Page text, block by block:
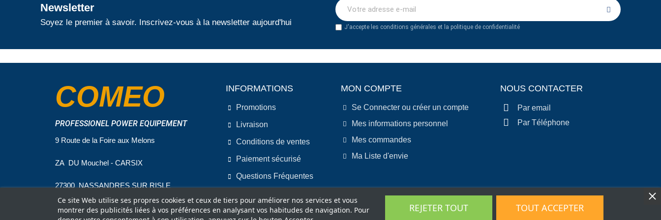
Newsletter
Soyez le premier à savoir. Inscrivez-vous à la newsletter aujourd'hui
J'accepte les conditions générales et la politique de confidentialité
COMEO
PROFESSIONEL POWER EQUIPEMENT
9 Route de la Foire aux Melons
ZA DU Mouchel - CARSIX
27300 NASSANDRES SUR RISLE
INFORMATIONS
Promotions
Livraison
Conditions de ventes
Paiement sécurisé
Questions Fréquentes
MON COMPTE
Se Connecter ou créer un compte
Mes informations personnel
Mes commandes
Ma Liste d'envie
NOUS CONTACTER
Par email
Par Téléphone
Ce site Web utilise ses propres cookies et ceux de tiers pour améliorer nos services et vous
montrer des publicités liées à vos préférences en analysant vos habitudes de navigation. Pour
REJETER TOUT TOUT ACCEPTER